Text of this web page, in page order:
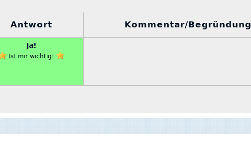
Antwort Kommentar/Begründung
Ja!
Ist mir wichtig!